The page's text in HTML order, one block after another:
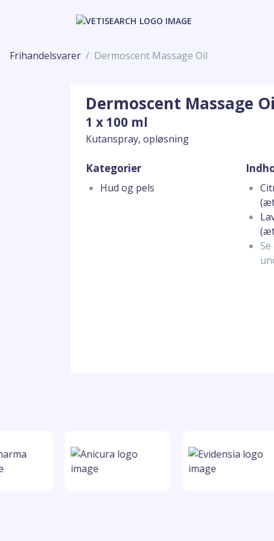
Frihandelsvarer Dermoscent Massage Oil
Dermoscent Massage
1 x 100 ml
Kutanspray, opløsning
Kategorier
Hud og pels